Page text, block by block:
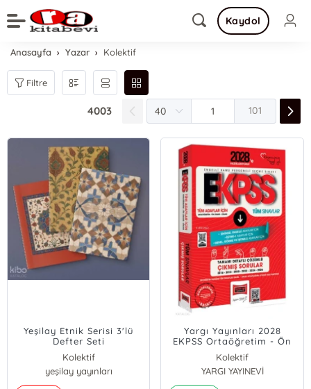
Kaydol
Anasayfa Yazar Kolektif
Filtre
4003 101
Yeşilay Etnik Serisi 3'lü
Defter Seti
Kolektif
yeşilay yayınları
Yargı Yayınları 2028
EKPSS Ortaöğretim - Ön
Lisans - Lisans Tüm
Dersler Tüm Adaylar İçin
Tamamı Detaylı Çözümlü
10 Yıl Çıkmış Sorular
Kolektif
YARGI YAYINEVİ